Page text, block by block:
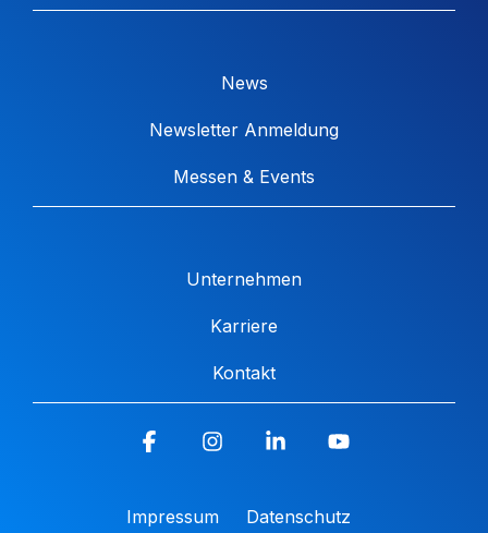
News
Newsletter Anmeldung
Messen & Events
Unternehmen
Karriere
Kontakt
Impressum Datenschutz
FacebookInstagramLinkedin